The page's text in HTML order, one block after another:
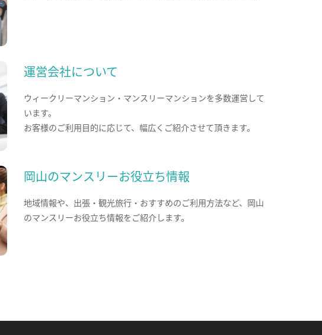
運営会社について
ウィークリーマンション・マンスリーマンションを多数運営して
います。
お客様のご利用目的に応じて、幅広くご紹介させて頂きます。
岡山のマンスリーお役立ち情報
地域情報や、出張・観光旅行・おすすめのご利用方法など、岡山
のマンスリーお役立ち情報をご紹介します。